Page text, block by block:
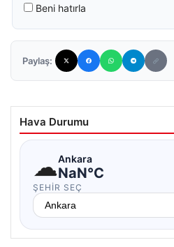
Beni hatırla
Paylaş:
Hava Durumu
☁Ankara
NaN°C
ŞEHIR SEÇ